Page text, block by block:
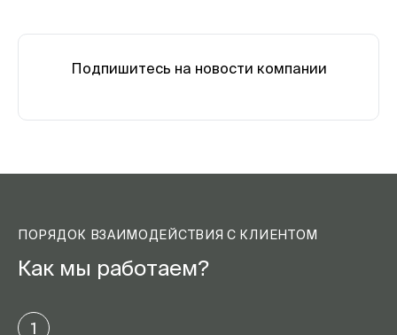
Подпишитесь на новости компании
ПОРЯДОК ВЗАИМОДЕЙСТВИЯ С КЛИЕНТОМ
Как мы работаем?
1